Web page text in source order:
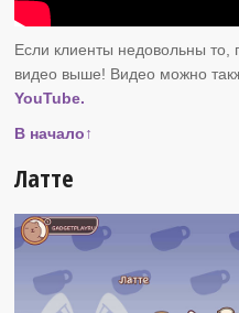
Если клиенты недовольны то,
видео выше! Видео можно
YouTube.
В начало↑
Латте